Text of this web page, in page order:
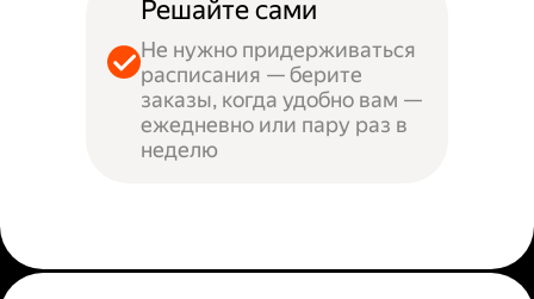
Решайте сами
Не нужно придерживаться
расписания — берите
заказы, когда удобно вам —
ежедневно или пару раз в
неделю